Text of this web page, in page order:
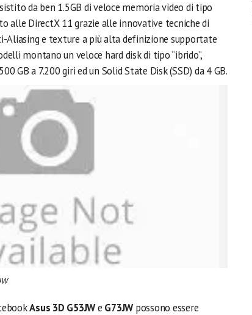
da ben 1.5GB di veloce memoria video di tipo
alle DirectX 11 grazie alle innovative tecniche di
Aliasing e texture a più alta definizione supportate
montano un veloce hard disk di tipo “ibrido”,
GB a 7.200 giri ed un Solid State Disk (SSD) da 4 GB.
Asus 3D G53JWe G73JW possono essere